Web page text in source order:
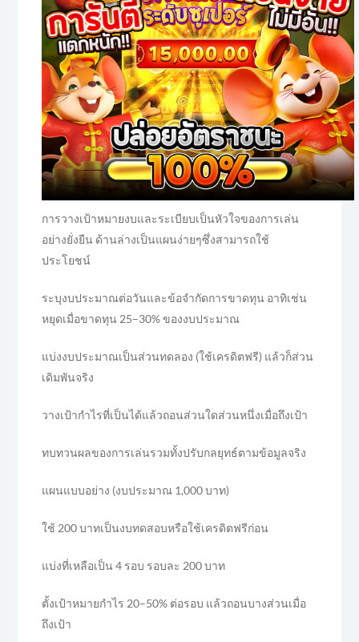
การวางเป้าหมายงบและระเบียบเป็นหัวใจของการเล่น
อย่างยั่งยืน ด้านล่างเป็นแผนง่ายๆซึ่งสามารถใช้
ประโยชน์
ระบุงบประมาณต่อวันและข้อจำกัดการขาดทุน อาทิเช่น
หยุดเมื่อขาดทุน 25–30% ของงบประมาณ
แบ่งงบประมาณเป็นส่วนทดลอง (ใช้เครดิตฟรี) แล้วก็ส่วน
เดิมพันจริง
วางเป้ากำไรที่เป็นได้แล้วถอนส่วนใดส่วนหนึ่งเมื่อถึงเป้า
ทบทวนผลของการเล่นรวมทั้งปรับกลยุทธ์ตามข้อมูลจริง
แผนแบบอย่าง (งบประมาณ 1,000 บาท)
ใช้ 200 บาทเป็นงบทดสอบหรือใช้เครดิตฟรีก่อน
แบ่งที่เหลือเป็น 4 รอบ รอบละ 200 บาท
ตั้งเป้าหมายกำไร 20–50% ต่อรอบ แล้วถอนบางส่วนเมื่อ
ถึงเป้า